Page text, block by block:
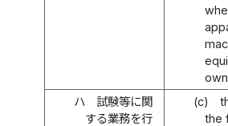
ハ
試験等に関
する業務を行
(c)
the